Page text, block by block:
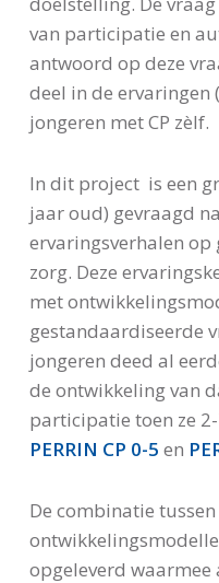
van participatie en
antwoord op deze
deel in de ervaringen
jongeren met CP zèlf.
In dit project is een
jaar oud) gevraagd
ervaringsverhalen op
zorg. Deze
met
gestandaardiseerde
jongeren deed al
de ontwikkeling van
participatie toen ze
PERRIN CP 0-5 en
De combinatie
opgeleverd waarmee